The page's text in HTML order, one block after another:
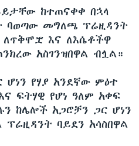
ከተጠናቀቀ በኋላ
ባወጣው መግለጫ ፕሬዚዳንት
ለጥቅሞቿ እና ለእሴቶችዋ
አስገንዝበዋል ብሏል።
የሃያ አንደኛው ምዕተ
ፍትሃዊ የሆነ ዓለም አቀፍ
ከሌሎች አጋሮቻን ጋር ሆነን
ባይደን አሳስበዋል